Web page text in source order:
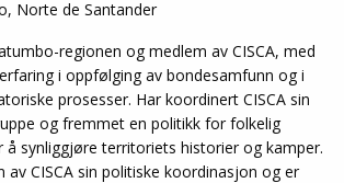
Norte de Santander
regionen og medlem av CISCA, med
i oppfølging av bonde­samfunn og i
prosesser. Har koordinert CISCA sin
og fremmet en politikk for folkelig
synliggjøre territoriets historier og kamper.
av CISCA sin politiske koordinasjon og er